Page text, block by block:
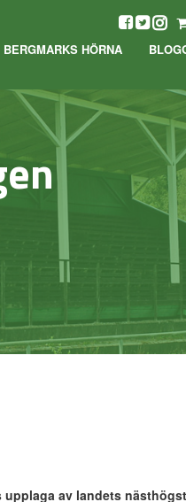
BERGMARKS HÖRNA
av landets